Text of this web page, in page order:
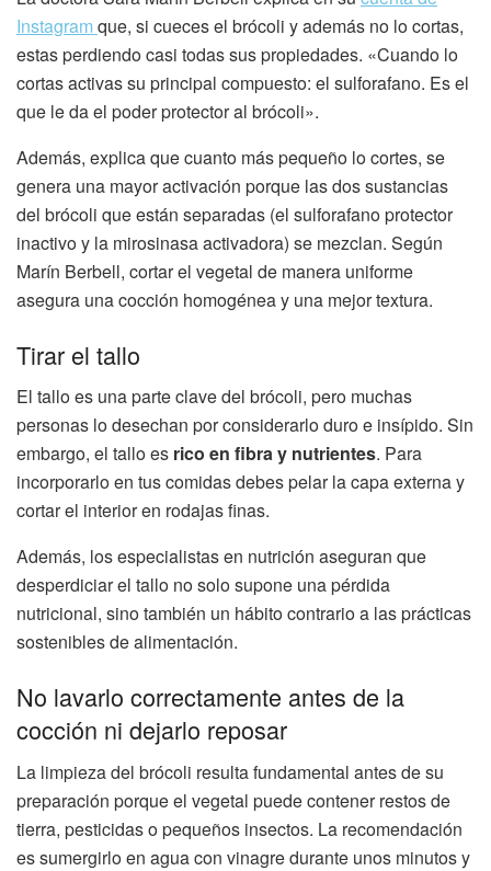
Instagram que, si cueces el brócoli y además no lo cortas,
estas perdiendo casi todas sus propiedades. «Cuando lo
cortas activas su principal compuesto: el sulforafano. Es el
que le da el poder protector al brócoli».
Además, explica que cuanto más pequeño lo cortes, se
genera una mayor activación porque las dos sustancias
del brócoli que están separadas (el sulforafano protector
inactivo y la mirosinasa activadora) se mezclan. Según
Marín Berbell, cortar el vegetal de manera uniforme
asegura una cocción homogénea y una mejor textura.
Tirar el tallo
El tallo es una parte clave del brócoli, pero muchas
personas lo desechan por considerarlo duro e insípido. Sin
embargo, el tallo es rico en fibra y nutrientes. Para
incorporarlo en tus comidas debes pelar la capa externa y
cortar el interior en rodajas finas.
Además, los especialistas en nutrición aseguran que
desperdiciar el tallo no solo supone una pérdida
nutricional, sino también un hábito contrario a las prácticas
sostenibles de alimentación.
No lavarlo correctamente antes de la
cocción ni dejarlo reposar
La limpieza del brócoli resulta fundamental antes de su
preparación porque el vegetal puede contener restos de
tierra, pesticidas o pequeños insectos. La recomendación
es sumergirlo en agua con vinagre durante unos minutos y